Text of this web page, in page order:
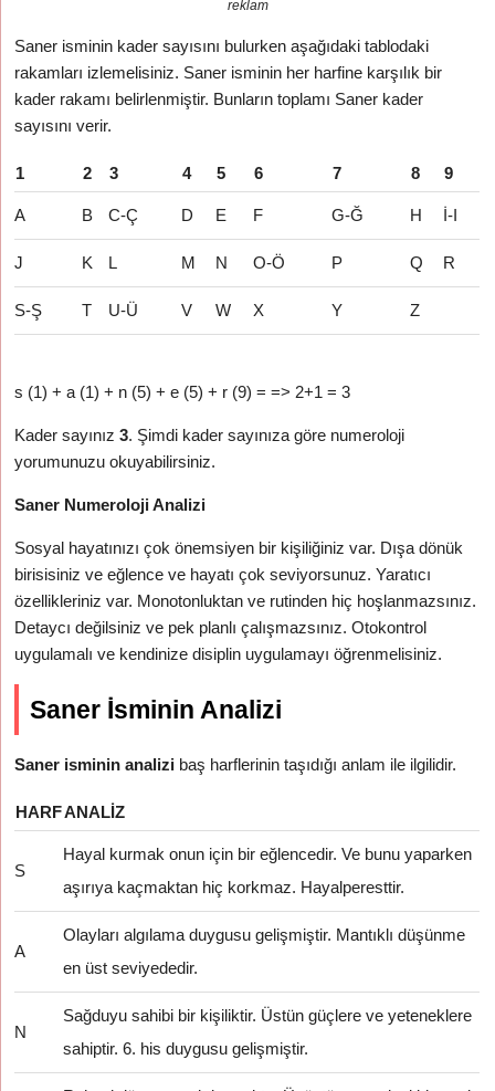
reklam
Saner isminin kader sayısını bulurken aşağıdaki tablodaki
rakamları izlemelisiniz. Saner isminin her harfine karşılık bir
kader rakamı belirlenmiştir. Bunların toplamı Saner kader
sayısını verir.
1 2 3 4 5 6 7 8 9
A B C-Ç D E F G-Ğ H İ-I
J K L M N O-Ö P Q R
S-Ş T U-Ü V W X Y Z
s (1) + a (1) + n (5) + e (5) + r (9) = => 2+1 = 3
Kader sayınız3. Şimdi kader sayınıza göre numeroloji
yorumunuzu okuyabilirsiniz.
Saner Numeroloji Analizi
Sosyal hayatınızı çok önemsiyen bir kişiliğiniz var. Dışa dönük
birisisiniz ve eğlence ve hayatı çok seviyorsunuz. Yaratıcı
özellikleriniz var. Monotonluktan ve rutinden hiç hoşlanmazsınız.
Detaycı değilsiniz ve pek planlı çalışmazsınız. Otokontrol
uygulamalı ve kendinize disiplin uygulamayı öğrenmelisiniz.
Saner İsminin Analizi
Saner isminin analizi baş harflerinin taşıdığı anlam ile ilgilidir.
HARFANALIZ
S
Hayal kurmak onun için bir eğlencedir. Ve bunu yaparken
aşırıya kaçmaktan hiç korkmaz. Hayalperesttir.
A
Olayları algılama duygusu gelişmiştir. Mantıklı düşünme
en üst seviyededir.
N
Sağduyu sahibi bir kişiliktir. Üstün güçlere ve yeteneklere
sahiptir. 6. his duygusu gelişmiştir.